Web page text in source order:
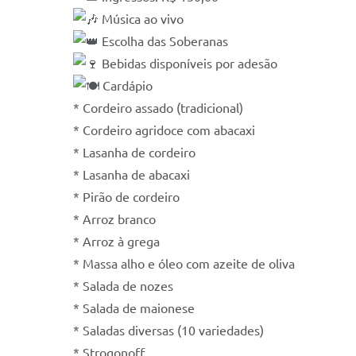
Música ao vivo
Escolha das Soberanas
Bebidas disponíveis por adesão
Cardápio
* Cordeiro assado (tradicional)
* Cordeiro agridoce com abacaxi
* Lasanha de cordeiro
* Lasanha de abacaxi
* Pirão de cordeiro
* Arroz branco
* Arroz à grega
* Massa alho e óleo com azeite de oliva
* Salada de nozes
* Salada de maionese
* Saladas diversas (10 variedades)
* Strogonoff